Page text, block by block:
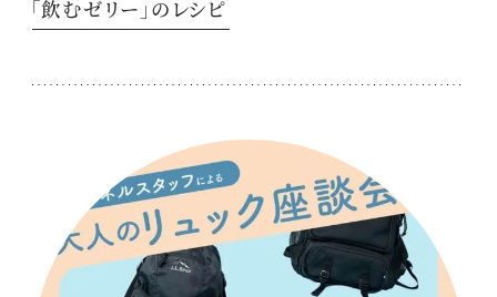
「飲むゼリー」のレシピ